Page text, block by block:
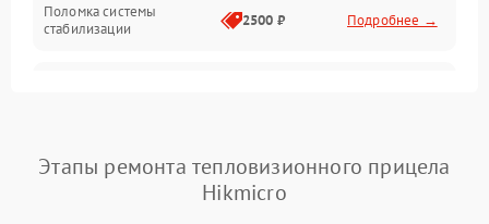
Поломка системы
стабилизации
2500 ₽ Подробнее →
Неисправность системы
Wi-Fi
1500 ₽ Подробнее →
Этапы ремонта тепловизионного прицела
Hikmicro